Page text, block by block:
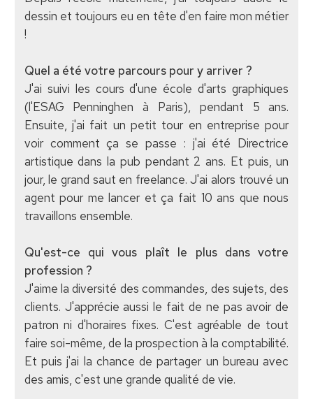
dessin et toujours eu en tête d'en faire mon métier
!
Quel a été votre parcours pour y arriver ?
J'ai suivi les cours d'une école d'arts graphiques
(l'ESAG Penninghen à Paris), pendant 5 ans.
Ensuite, j'ai fait un petit tour en entreprise pour
voir comment ça se passe : j'ai été Directrice
artistique dans la pub pendant 2 ans. Et puis, un
jour, le grand saut en freelance. J'ai alors trouvé un
agent pour me lancer et ça fait 10 ans que nous
travaillons ensemble.
Qu'est-ce qui vous plaît le plus dans votre
profession ?
J'aime la diversité des commandes, des sujets, des
clients. J'apprécie aussi le fait de ne pas avoir de
patron ni d'horaires fixes. C'est agréable de tout
faire soi-même, de la prospection à la comptabilité.
Et puis j'ai la chance de partager un bureau avec
des amis, c'est une grande qualité de vie.